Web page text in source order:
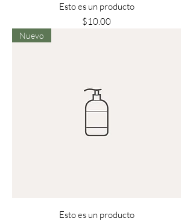
Esto es un producto
Precio
$10.00
Nuevo
Esto es un producto